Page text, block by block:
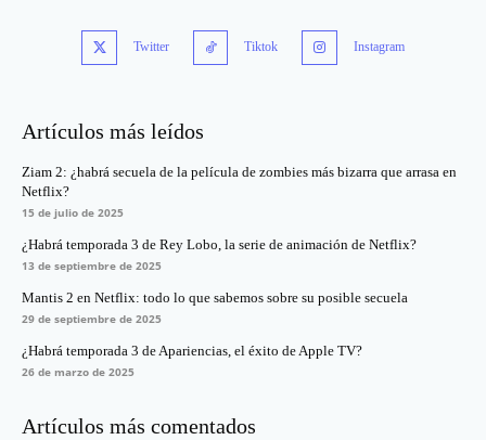
Twitter Tiktok Instagram
Artículos más leídos
Ziam 2: ¿habrá secuela de la película de zombies más bizarra que arrasa en
Netflix?
15 de julio de 2025
¿Habrá temporada 3 de Rey Lobo, la serie de animación de Netflix?
13 de septiembre de 2025
Mantis 2 en Netflix: todo lo que sabemos sobre su posible secuela
29 de septiembre de 2025
¿Habrá temporada 3 de Apariencias, el éxito de Apple TV?
26 de marzo de 2025
Artículos más comentados